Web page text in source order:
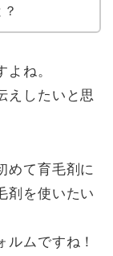
ね。
えしたいと思
めて育毛剤に
剤を使いたい
ルムですね！